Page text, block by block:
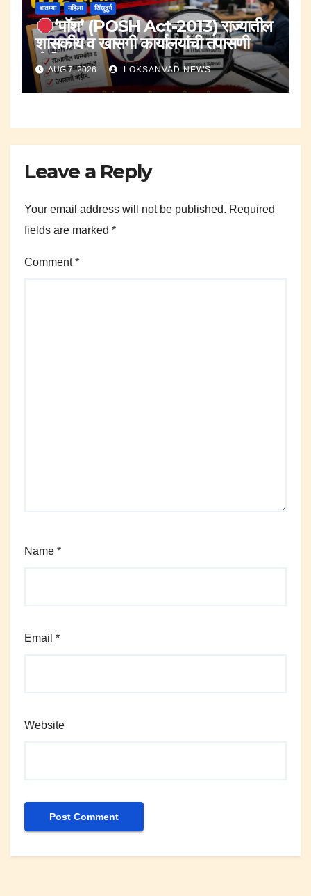
बातम्या महिला सिंधुदुर्ग
‘पॉश’ (POSH Act-2013) राज्यातील
शासकीय व खासगी कार्यालयांची तपासणी
मोहीम..
AUG 7, 2026 LOKSANVAD NEWS
Leave a Reply
Your email address will not be published. Required
fields are marked *
Comment*
Name *
Email *
Website